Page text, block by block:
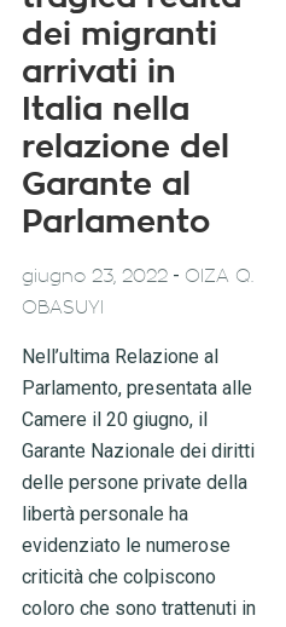
dei migranti
arrivati in
Italia nella
relazione del
Garante al
Parlamento
giugno 23, 2022 - OIZA Q.
OBASUYI
Nell’ultima Relazione al
Parlamento, presentata alle
Camere il 20 giugno, il
Garante Nazionale dei diritti
delle persone private della
libertà personale ha
evidenziato le numerose
criticità che colpiscono
coloro che sono trattenuti in